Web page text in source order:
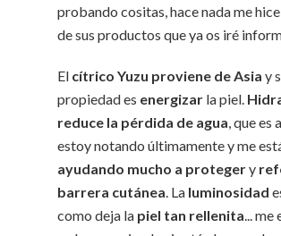
probando cositas, hace nada me
de sus productos que ya os iré
El cítrico Yuzu proviene de Asia y
propiedad es energizar la piel.
reduce la pérdida de agua, que es
estoy notando últimamente y me
ayudando mucho a protegery
barrera cutánea. La luminosidad
como deja la piel tan rellenita... me